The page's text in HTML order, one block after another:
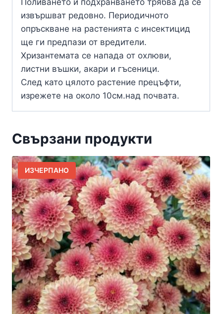
Поливането и подхранването трябва да се
извършват редовно. Периодичното
опръскване на растенията с инсектицид
ще ги предпази от вредители.
Хризантемата се напада от охлюви,
листни въшки, акари и гъсеници.
След като цялото растение прецъфти,
изрежете на около 10см.над почвата.
Свързани продукти
ИЗЧЕРПАНО